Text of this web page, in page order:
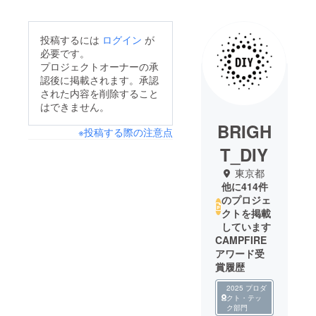
投稿するには ログイン が
必要です。
プロジェクトオーナーの承
認後に掲載されます。承認
された内容を削除すること
はできません。
※投稿する際の注意点
BRIGH
T_DIY
東京都
他に414件
のプロジェ
クトを掲載
しています
CAMPFIRE
アワード受
賞履歴
2025 プロダ
クト・テッ
ク部門